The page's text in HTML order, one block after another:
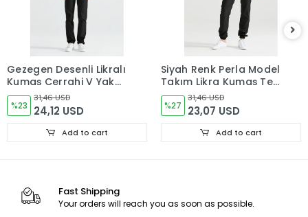
Gezegen Desenli Likralı
Kumaş Cerrahi V Yaka
Takım
%23
31,46 USD
24,12 USD
Add to cart
Siyah Renk Perla Model
Takım Likra Kumaş Tek
Renk Forma
%27
31,46 USD
23,07 USD
Add to cart
Fast Shipping
Your orders will reach you as soon as possible.